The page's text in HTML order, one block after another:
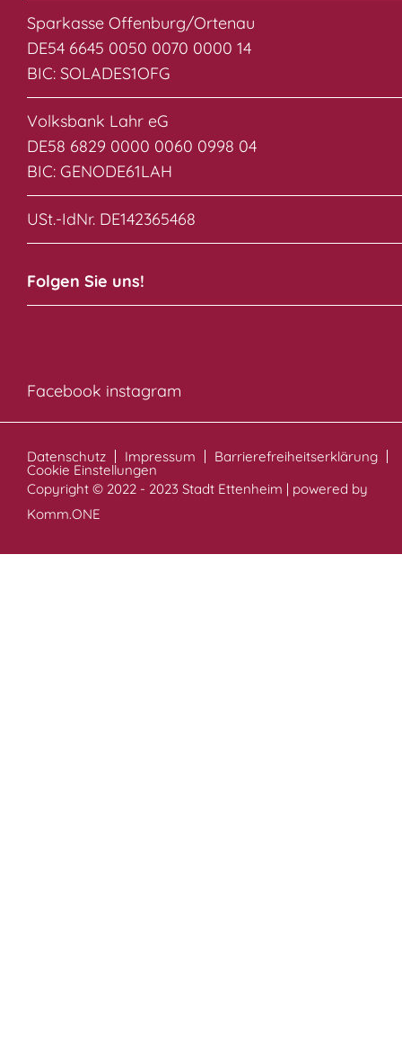
Sparkasse Offenburg/Ortenau
DE54 6645 0050 0070 0000 14
BIC: SOLADES1OFG
Volksbank Lahr eG
DE58 6829 0000 0060 0998 04
BIC: GENODE61LAH
USt.-IdNr. DE142365468
Folgen Sie uns!
Facebook instagram
Datenschutz Impressum Barrierefreiheitserklärung
Cookie Einstellungen
Copyright © 2022 - 2023 Stadt Ettenheim | powered by
Komm.ONE